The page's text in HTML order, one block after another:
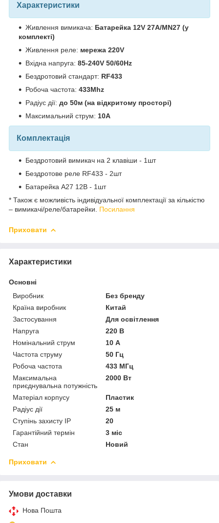
Характеристики
Живлення вимикача: Батарейка 12V 27А/MN27 (у
комплекті)
Живлення реле: мережа 220V
Вхідна напруга: 85-240V 50/60Hz
Бездротовий стандарт: RF433
Робоча частота: 433Mhz
Радіус дії: до 50м (на відкритому просторі)
Максимальний струм: 10А
Комплектація
Бездротовий вимикач на 2 клавіши - 1шт
Бездротове реле RF433 - 2шт
Батарейка А27 12В - 1шт
* Також є можливість індивідуальної комплектації за кількістю
– вимикачі/реле/батарейки. Посилання
Приховати
Характеристики
Основні
Виробник
Без бренду
Країна виробник
Китай
Застосування
Для освітлення
Напруга
220 В
Номінальний струм
10 А
Частота струму
50 Гц
Робоча частота
433 МГц
Максимальна
приєднувальна потужність
2000 Вт
Матеріал корпусу
Пластик
Радіус дії
25 м
Ступінь захисту IP
20
Гарантійний термін
3 міс
Стан
Новий
Приховати
Умови доставки
Нова Пошта